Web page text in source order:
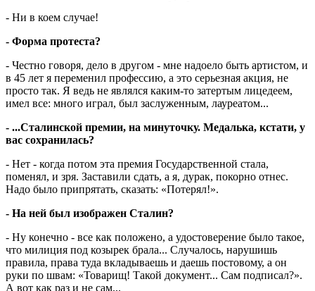
- Ни в коем случае!
- Форма протеста?
- Честно говоря, дело в другом - мне надоело быть артистом, и
в 45 лет я переменил профессию, а это серьезная акция, не
просто так. Я ведь не являлся каким-то затертым лицедеем,
имел все: много играл, был заслуженным, лауреатом...
- ...Сталинской премии, на минуточку. Медалька, кстати, у
вас сохранилась?
- Нет - когда потом эта премия Государственной стала,
поменял, и зря. Заставили сдать, а я, дурак, покорно отнес.
Надо было припрятать, сказать: «Потерял!».
- На ней был изображен Сталин?
- Ну конечно - все как положено, а удостоверение было такое,
что милиция под козырек брала... Случалось, нарушишь
правила, права туда вкладываешь и даешь постовому, а он
руки по швам: «Товарищ! Такой документ... Сам подписал?».
А вот как раз и не сам...